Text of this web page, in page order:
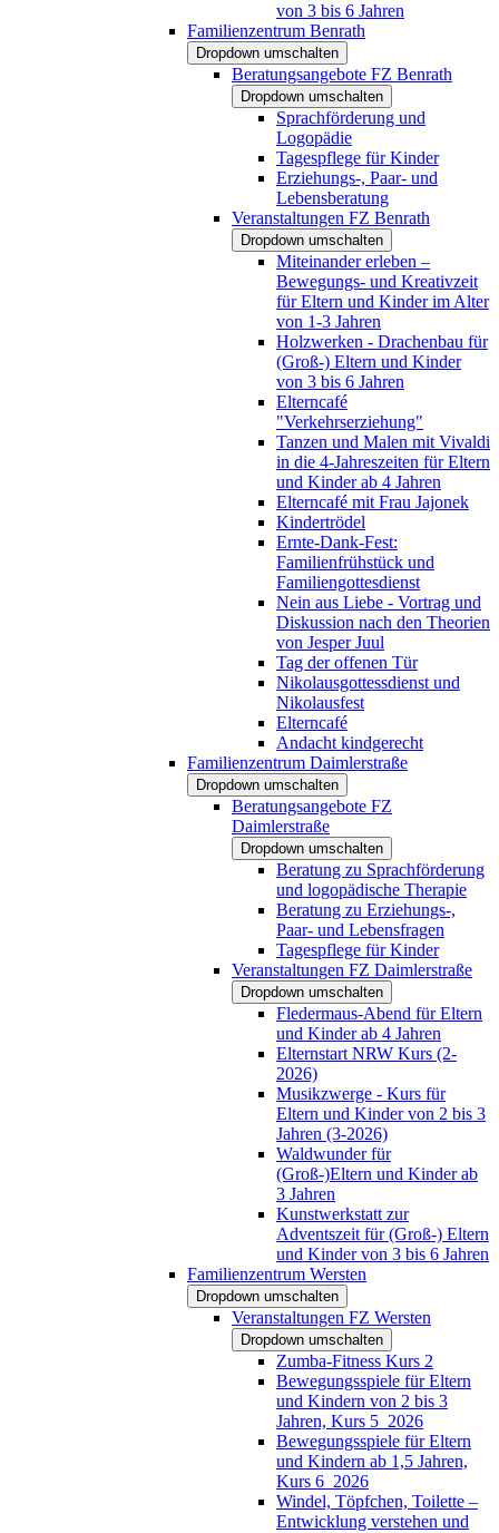
von 3 bis 6 Jahren
Familienzentrum Benrath
Dropdown umschalten
Beratungsangebote FZ Benrath
Dropdown umschalten
Sprachförderung und
Logopädie
Tagespflege für Kinder
Erziehungs-, Paar- und
Lebensberatung
Veranstaltungen FZ Benrath
Dropdown umschalten
Miteinander erleben –
Bewegungs- und Kreativzeit
für Eltern und Kinder im Alter
von 1-3 Jahren
Holzwerken - Drachenbau für
(Groß-) Eltern und Kinder
von 3 bis 6 Jahren
Elterncafé
"Verkehrserziehung"
Tanzen und Malen mit Vivaldi
in die 4-Jahreszeiten für Eltern
und Kinder ab 4 Jahren
Elterncafé mit Frau Jajonek
Kindertrödel
Ernte-Dank-Fest:
Familienfrühstück und
Familiengottesdienst
Nein aus Liebe - Vortrag und
Diskussion nach den Theorien
von Jesper Juul
Tag der offenen Tür
Nikolausgottessdienst und
Nikolausfest
Elterncafé
Andacht kindgerecht
Familienzentrum Daimlerstraße
Dropdown umschalten
Beratungsangebote FZ
Daimlerstraße
Dropdown umschalten
Beratung zu Sprachförderung
und logopädische Therapie
Beratung zu Erziehungs-,
Paar- und Lebensfragen
Tagespflege für Kinder
Veranstaltungen FZ Daimlerstraße
Dropdown umschalten
Fledermaus-Abend für Eltern
und Kinder ab 4 Jahren
Elternstart NRW Kurs (2-
2026)
Musikzwerge - Kurs für
Eltern und Kinder von 2 bis 3
Jahren (3-2026)
Waldwunder für
(Groß-)Eltern und Kinder ab
3 Jahren
Kunstwerkstatt zur
Adventszeit für (Groß-) Eltern
und Kinder von 3 bis 6 Jahren
Familienzentrum Wersten
Dropdown umschalten
Veranstaltungen FZ Wersten
Dropdown umschalten
Zumba-Fitness Kurs 2
Bewegungsspiele für Eltern
und Kindern von 2 bis 3
Jahren, Kurs 5_2026
Bewegungsspiele für Eltern
und Kindern ab 1,5 Jahren,
Kurs 6_2026
Windel, Töpfchen, Toilette –
Entwicklung verstehen und